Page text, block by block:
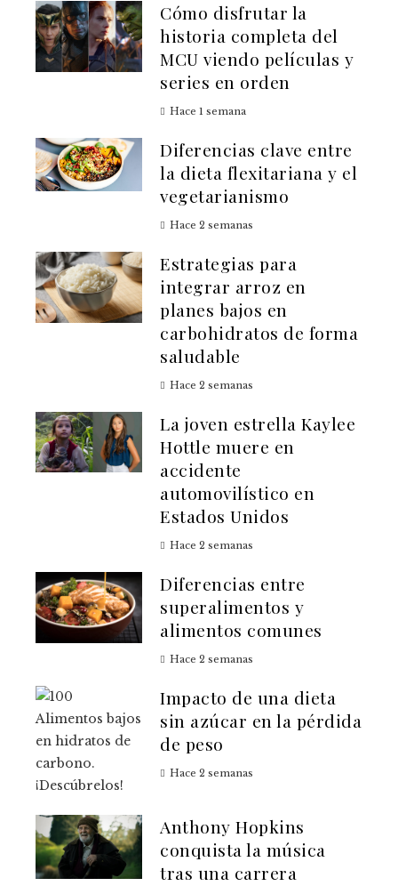
Cómo disfrutar la
historia completa del
MCU viendo películas y
series en orden
Hace 1 semana
Diferencias clave entre
la dieta flexitariana y el
vegetarianismo
Hace 2 semanas
Estrategias para
integrar arroz en
planes bajos en
carbohidratos de forma
saludable
Hace 2 semanas
La joven estrella Kaylee
Hottle muere en
accidente
automovilístico en
Estados Unidos
Hace 2 semanas
Diferencias entre
superalimentos y
alimentos comunes
Hace 2 semanas
Impacto de una dieta
sin azúcar en la pérdida
de peso
Hace 2 semanas
Anthony Hopkins
conquista la música
tras una carrera